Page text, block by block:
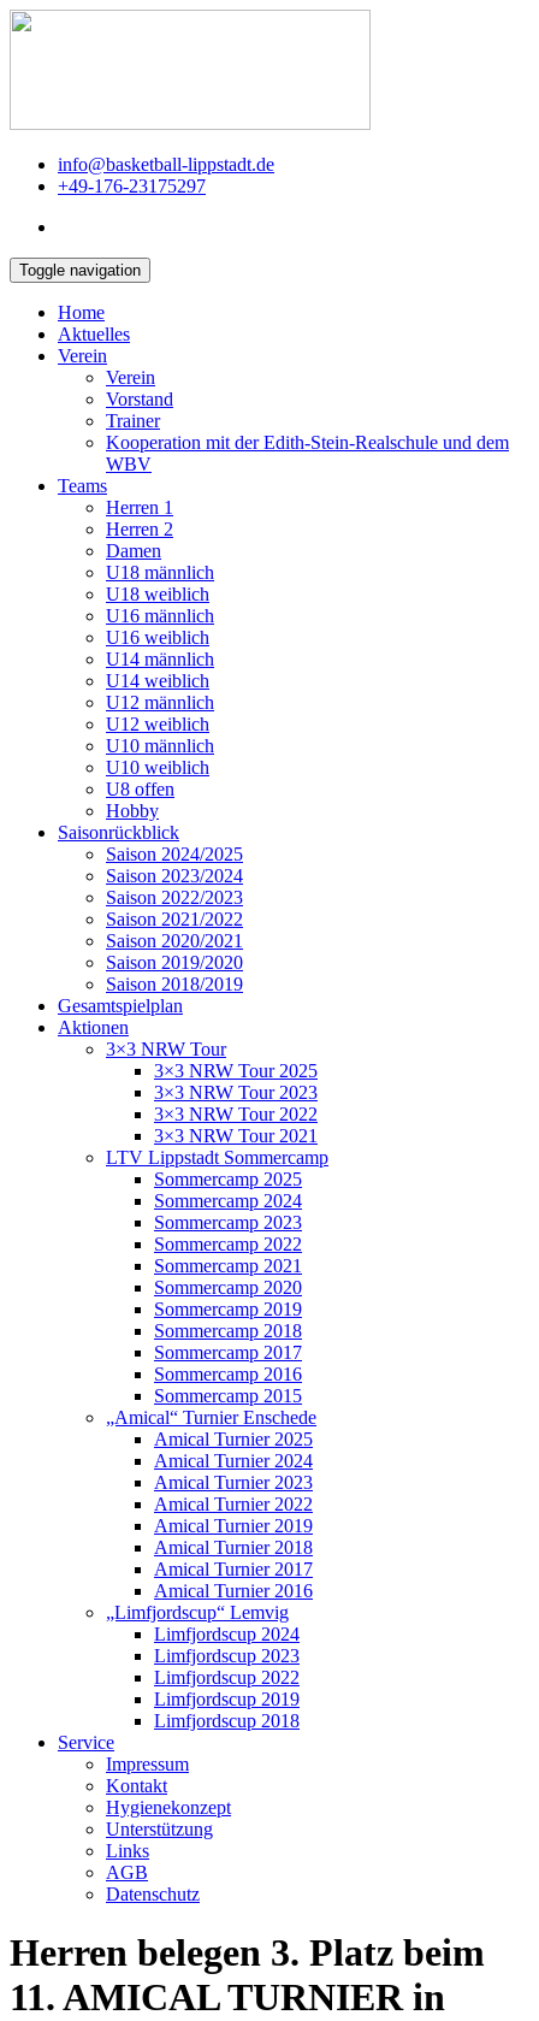
info@basketball-lippstadt.de
+49-176-23175297
Toggle navigation
Home
Aktuelles
Verein
Verein
Vorstand
Trainer
Kooperation mit der Edith-Stein-Realschule und dem
WBV
Teams
Herren 1
Herren 2
Damen
U18 männlich
U18 weiblich
U16 männlich
U16 weiblich
U14 männlich
U14 weiblich
U12 männlich
U12 weiblich
U10 männlich
U10 weiblich
U8 offen
Hobby
Saisonrückblick
Saison 2024/2025
Saison 2023/2024
Saison 2022/2023
Saison 2021/2022
Saison 2020/2021
Saison 2019/2020
Saison 2018/2019
Gesamtspielplan
Aktionen
3×3 NRW Tour
3×3 NRW Tour 2025
3×3 NRW Tour 2023
3×3 NRW Tour 2022
3×3 NRW Tour 2021
LTV Lippstadt Sommercamp
Sommercamp 2025
Sommercamp 2024
Sommercamp 2023
Sommercamp 2022
Sommercamp 2021
Sommercamp 2020
Sommercamp 2019
Sommercamp 2018
Sommercamp 2017
Sommercamp 2016
Sommercamp 2015
„Amical“ Turnier Enschede
Amical Turnier 2025
Amical Turnier 2024
Amical Turnier 2023
Amical Turnier 2022
Amical Turnier 2019
Amical Turnier 2018
Amical Turnier 2017
Amical Turnier 2016
„Limfjordscup“ Lemvig
Limfjordscup 2024
Limfjordscup 2023
Limfjordscup 2022
Limfjordscup 2019
Limfjordscup 2018
Service
Impressum
Kontakt
Hygienekonzept
Unterstützung
Links
AGB
Datenschutz
Herren belegen 3. Platz beim
11. AMICAL TURNIER in